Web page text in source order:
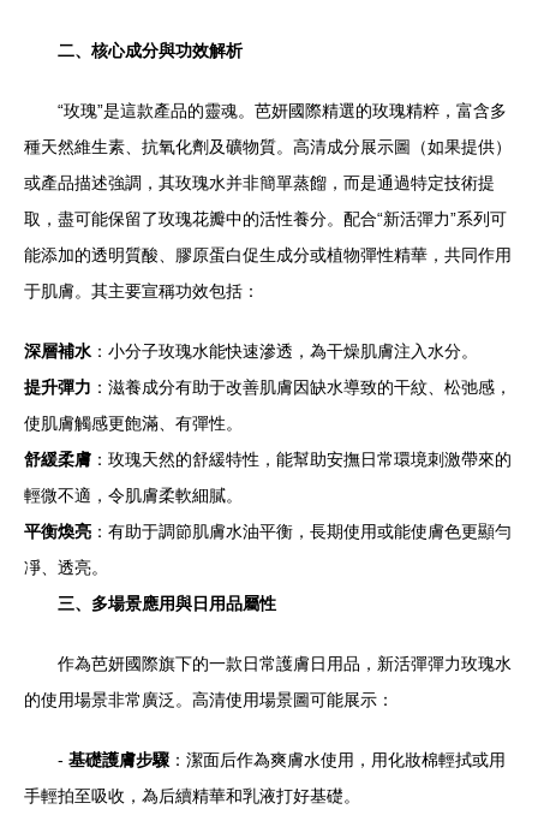
二、核心成分與功效解析
“玫瑰”是這款產品的靈魂。芭妍國際精選的玫瑰精粹，富含多
種天然維生素、抗氧化劑及礦物質。高清成分展示圖（如果提供）
或產品描述強調，其玫瑰水并非簡單蒸餾，而是通過特定技術提
取，盡可能保留了玫瑰花瓣中的活性養分。配合“新活彈力”系列可
能添加的透明質酸、膠原蛋白促生成分或植物彈性精華，共同作用
于肌膚。其主要宣稱功效包括：
深層補水 ：小分子玫瑰水能快速滲透，為干燥肌膚注入水分。
提升彈力 ：滋養成分有助于改善肌膚因缺水導致的干紋、松弛感，
使肌膚觸感更飽滿、有彈性。
舒緩柔膚 ：玫瑰天然的舒緩特性，能幫助安撫日常環境刺激帶來的
輕微不適，令肌膚柔軟細膩。
平衡煥亮 ：有助于調節肌膚水油平衡，長期使用或能使膚色更顯勻
凈、透亮。
三、多場景應用與日用品屬性
作為芭妍國際旗下的一款日常護膚日用品，新活彈彈力玫瑰水
的使用場景非常廣泛。高清使用場景圖可能展示：
- 基礎護膚步驟 ：潔面后作為爽膚水使用，用化妝棉輕拭或用
手輕拍至吸收，為后續精華和乳液打好基礎。